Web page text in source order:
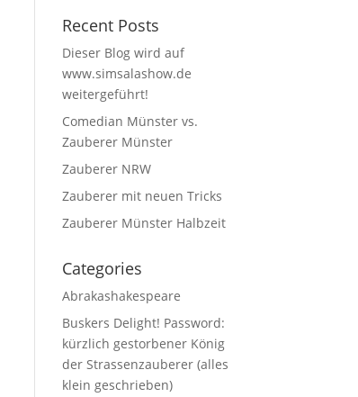
Recent Posts
Dieser Blog wird auf
www.simsalashow.de
weitergeführt!
Comedian Münster vs.
Zauberer Münster
Zauberer NRW
Zauberer mit neuen Tricks
Zauberer Münster Halbzeit
Categories
Abrakashakespeare
Buskers Delight! Password:
kürzlich gestorbener König
der Strassenzauberer (alles
klein geschrieben)